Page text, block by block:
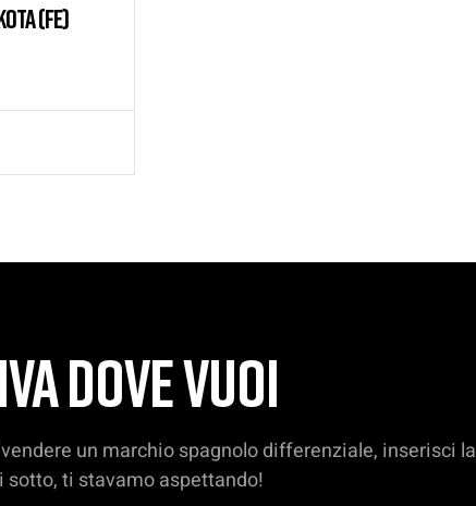
(FE)
DOVE VUOI
un marchio spagnolo differenziale, inserisci la
sotto, ti stavamo aspettando!